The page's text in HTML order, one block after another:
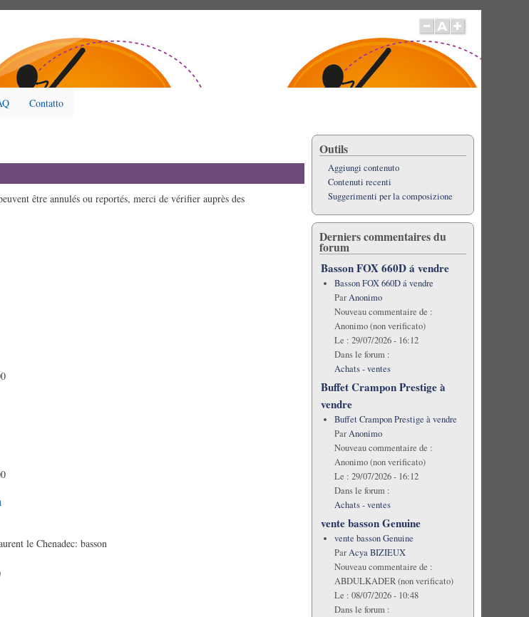
Contatto
être annulés ou reportés, merci de vérifier auprès des
le Chenadec: basson
Outils
Aggiungi contenuto
Contenuti recenti
Suggerimenti per la composizione
Derniers commentaires du
forum
Basson FOX 660D á vendre
Basson FOX 660D á vendre
ParAnonimo
Nouveau commentaire de :
Anonimo (non verificato)
Le : 29/07/2026 - 16:12
Dans le forum :
Achats - ventes
Buffet Crampon Prestige à
vendre
Buffet Crampon Prestige à vendre
ParAnonimo
Nouveau commentaire de :
Anonimo (non verificato)
Le : 29/07/2026 - 16:12
Dans le forum :
Achats - ventes
vente basson Genuine
vente basson Genuine
ParAcya BIZIEUX
Nouveau commentaire de :
ABDULKADER (non verificato)
Le : 08/07/2026 - 10:48
Dans le forum :